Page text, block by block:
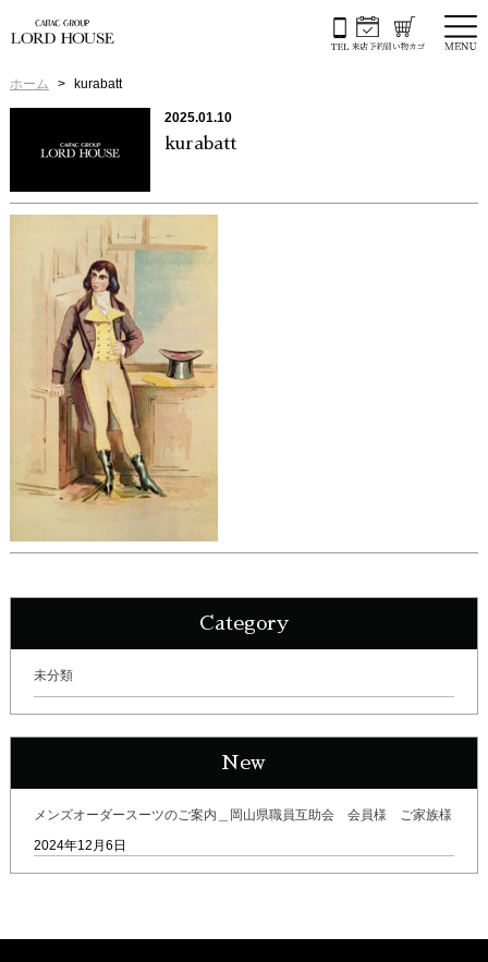
ホーム kurabatt
2025.01.10
kurabatt
Category
未分類
New
メンズオーダースーツのご案内＿岡山県職員互助会 会員様 ご家族様
2024年12月6日